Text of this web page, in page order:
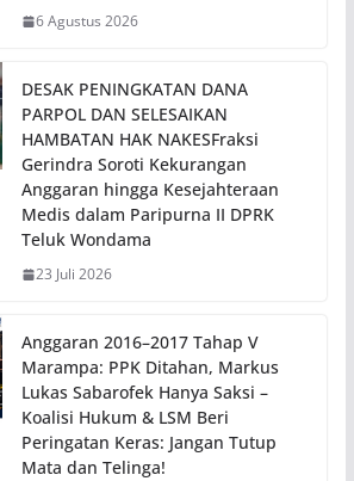
6 Agustus 2026
DESAK PENINGKATAN DANA
PARPOL DAN SELESAIKAN
HAMBATAN HAK NAKESFraksi
Gerindra Soroti Kekurangan
Anggaran hingga Kesejahteraan
Medis dalam Paripurna II DPRK
Teluk Wondama
23 Juli 2026
Anggaran 2016–2017 Tahap V
Marampa: PPK Ditahan, Markus
Lukas Sabarofek Hanya Saksi –
Koalisi Hukum & LSM Beri
Peringatan Keras: Jangan Tutup
Mata dan Telinga!